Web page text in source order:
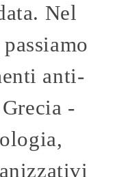
Nel
anti-
-